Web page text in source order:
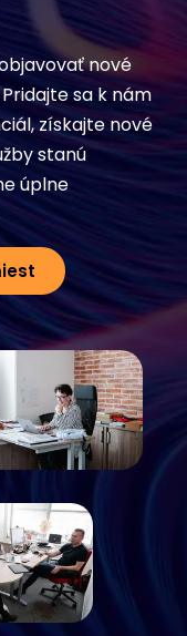
nové
sa k nám
získajte nové
stanú
úplne